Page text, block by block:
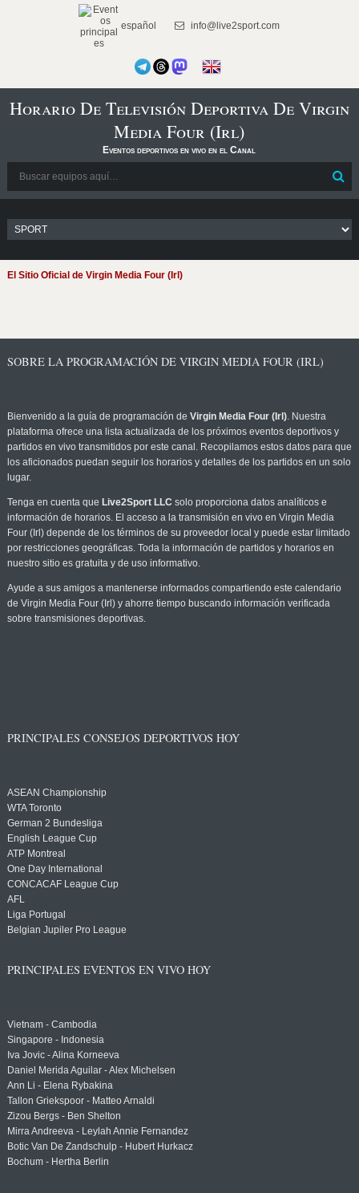
español info@live2sport.com
Horario De Televisión Deportiva De Virgin
Media Four (Irl)
Eventos deportivos en vivo en el Canal
El Sitio Oficial de Virgin Media Four (Irl)
SOBRE LA PROGRAMACIÓN DE VIRGIN MEDIA FOUR (IRL)
Bienvenido a la guía de programación de Virgin Media Four (Irl). Nuestra
plataforma ofrece una lista actualizada de los próximos eventos deportivos y
partidos en vivo transmitidos por este canal. Recopilamos estos datos para que
los aficionados puedan seguir los horarios y detalles de los partidos en un solo
lugar.
Tenga en cuenta que Live2Sport LLC solo proporciona datos analíticos e
información de horarios. El acceso a la transmisión en vivo en Virgin Media
Four (Irl) depende de los términos de su proveedor local y puede estar limitado
por restricciones geográficas. Toda la información de partidos y horarios en
nuestro sitio es gratuita y de uso informativo.
Ayude a sus amigos a mantenerse informados compartiendo este calendario
de Virgin Media Four (Irl) y ahorre tiempo buscando información verificada
sobre transmisiones deportivas.
PRINCIPALES CONSEJOS DEPORTIVOS HOY
ASEAN Championship
WTA Toronto
German 2 Bundesliga
English League Cup
ATP Montreal
One Day International
CONCACAF League Cup
AFL
Liga Portugal
Belgian Jupiler Pro League
PRINCIPALES EVENTOS EN VIVO HOY
Vietnam - Cambodia
Singapore - Indonesia
Iva Jovic - Alina Korneeva
Daniel Merida Aguilar - Alex Michelsen
Ann Li - Elena Rybakina
Tallon Griekspoor - Matteo Arnaldi
Zizou Bergs - Ben Shelton
Mirra Andreeva - Leylah Annie Fernandez
Botic Van De Zandschulp - Hubert Hurkacz
Bochum - Hertha Berlin